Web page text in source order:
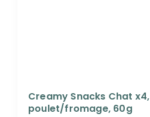
Creamy Snacks Chat x4,
poulet/fromage, 60g